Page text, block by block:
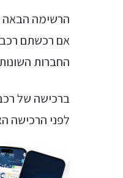
הרשימה הבאה
אם רכשתם רכב
החברות
ברכישה של
לפני הרכישה